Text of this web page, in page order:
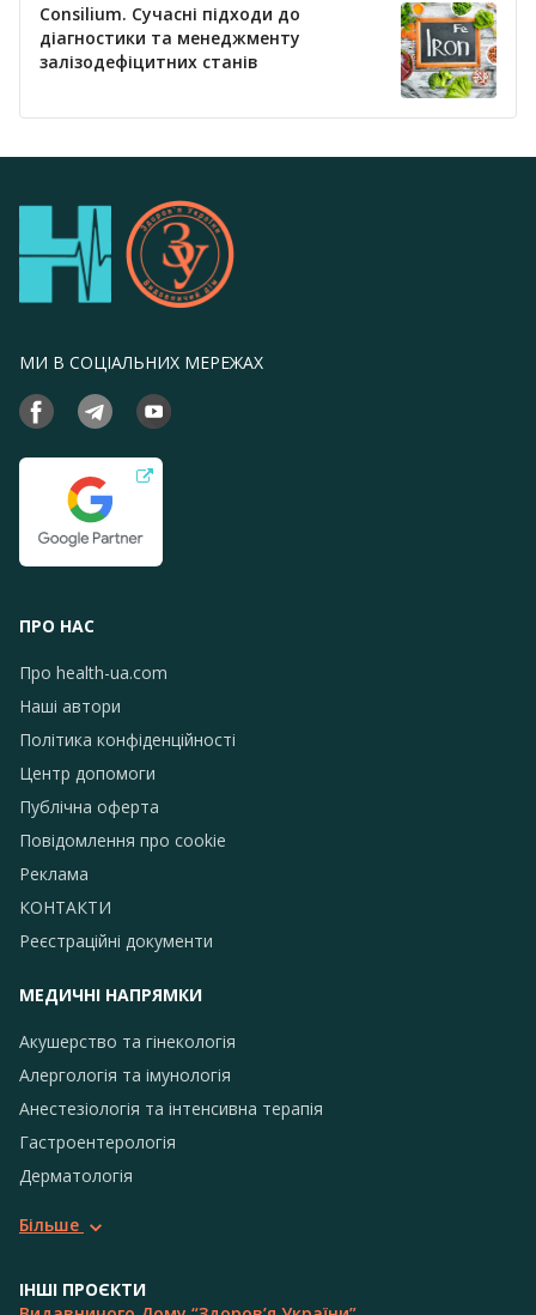
Consilium. Сучасні підходи до
діагностики та менеджменту
залізодефіцитних станів
МИ В СОЦІАЛЬНИХ МЕРЕЖАХ
ПРО НАС
Про health-ua.com
Наші автори
Політика конфіденційності
Центр допомоги
Публічна оферта
Повідомлення про сookie
Реклама
КОНТАКТИ
Реєстраційні документи
МЕДИЧНІ НАПРЯМКИ
Акушерство та гінекологія
Алергологія та імунологія
Анестезіологія та інтенсивна терапія
Гастроентерологія
Дерматологія
Більше
ІНШІ ПРОЄКТИ